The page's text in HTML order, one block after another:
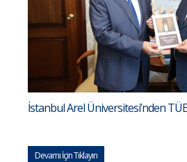
İstanbul Arel Üniversitesi’nden
Devamı İçin Tıklayın